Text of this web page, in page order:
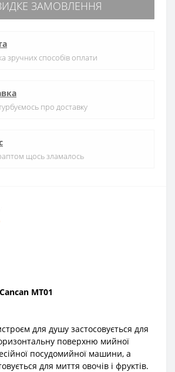
ЗАМОВЛЕННЯ
зручних способів оплати
про доставку
щось зламалось
MT01
для душу застосовується для
поверхню мийної
посудомийної машини, а
для миття овочів і фруктів.